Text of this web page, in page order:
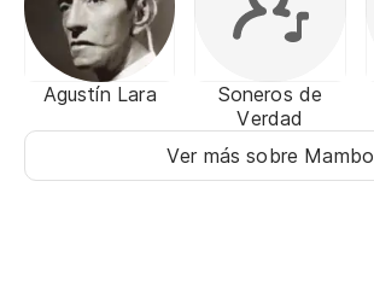
Agustín Lara
Soneros de
Verdad
Ver más sobre Mambo